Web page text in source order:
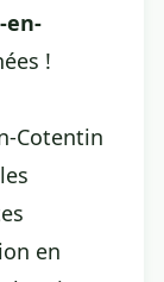
en-
!
Cotentin
en